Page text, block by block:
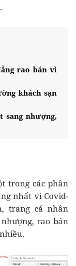
rao bán vì
khách sạn
sang nhượng,
trong các phân
nhất vì Covid-
trang cá nhân
rao bán